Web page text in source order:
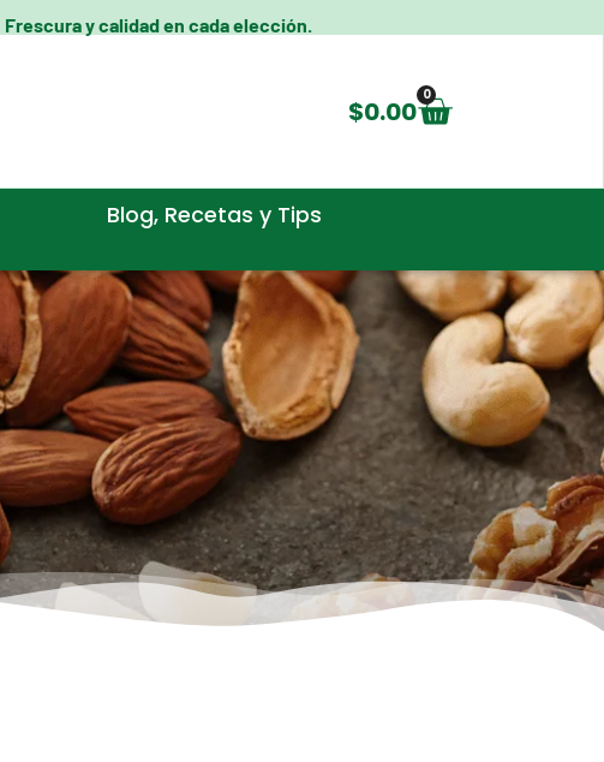
Frescura y calidad en cada elección.
$0.00
0
Blog, Recetas y Tips​